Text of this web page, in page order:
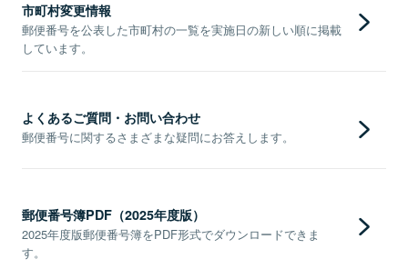
市町村変更情報
郵便番号を公表した市町村の一覧を実施日の新しい順に掲載
しています。
よくあるご質問・お問い合わせ
郵便番号に関するさまざまな疑問にお答えします。
郵便番号簿PDF（2025年度版）
2025年度版郵便番号簿をPDF形式でダウンロードできま
す。